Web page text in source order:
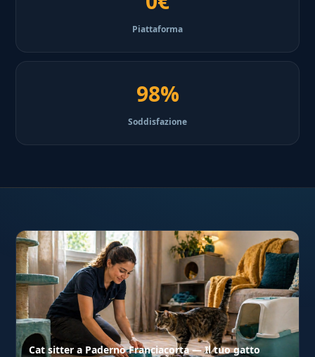
Piattaforma
98%
Soddisfazione
Cat sitter a Paderno Franciacorta — Il tuo gatto